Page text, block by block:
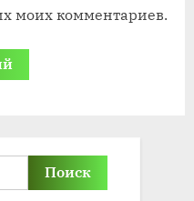
моих комментариев.